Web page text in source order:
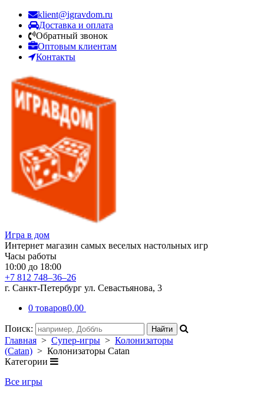
klient@igravdom.ru
Доставка и оплата
Обратный звонок
Оптовым клиентам
Контакты
Игра в дом
Интернет магазин самых веселых настольных игр
Часы работы
10:00 до 18:00
+7 812 748–36–26
г. Санкт-Петербург ул. Севастьянова, 3
0 товаров0.00
Поиск:
Главная > Супер-игры > Колонизаторы
(Catan) > Колонизаторы Catan
Категории
Все игры